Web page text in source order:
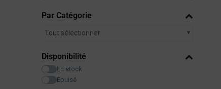
Par Catégorie
Tout sélectionner
Disponibilité
En stock
Épuisé